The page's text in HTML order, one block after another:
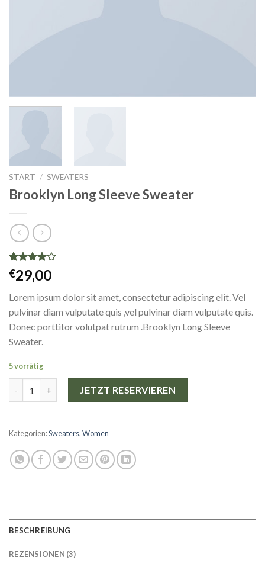
START / SWEATERS
Brooklyn Long Sleeve Sweater
Bewertet
mit 4.00
basierend
auf
3
Kundenbewertungen
€29,00
Lorem ipsum dolor sit amet, consectetur adipiscing elit. Vel
pulvinar diam vulputate quis ,vel pulvinar diam vulputate quis.
Donec porttitor volutpat rutrum .Brooklyn Long Sleeve
Sweater.
5 vorrätig
JETZT RESERVIEREN
Kategorien:Sweaters,Women
BESCHREIBUNG
REZENSIONEN (3)